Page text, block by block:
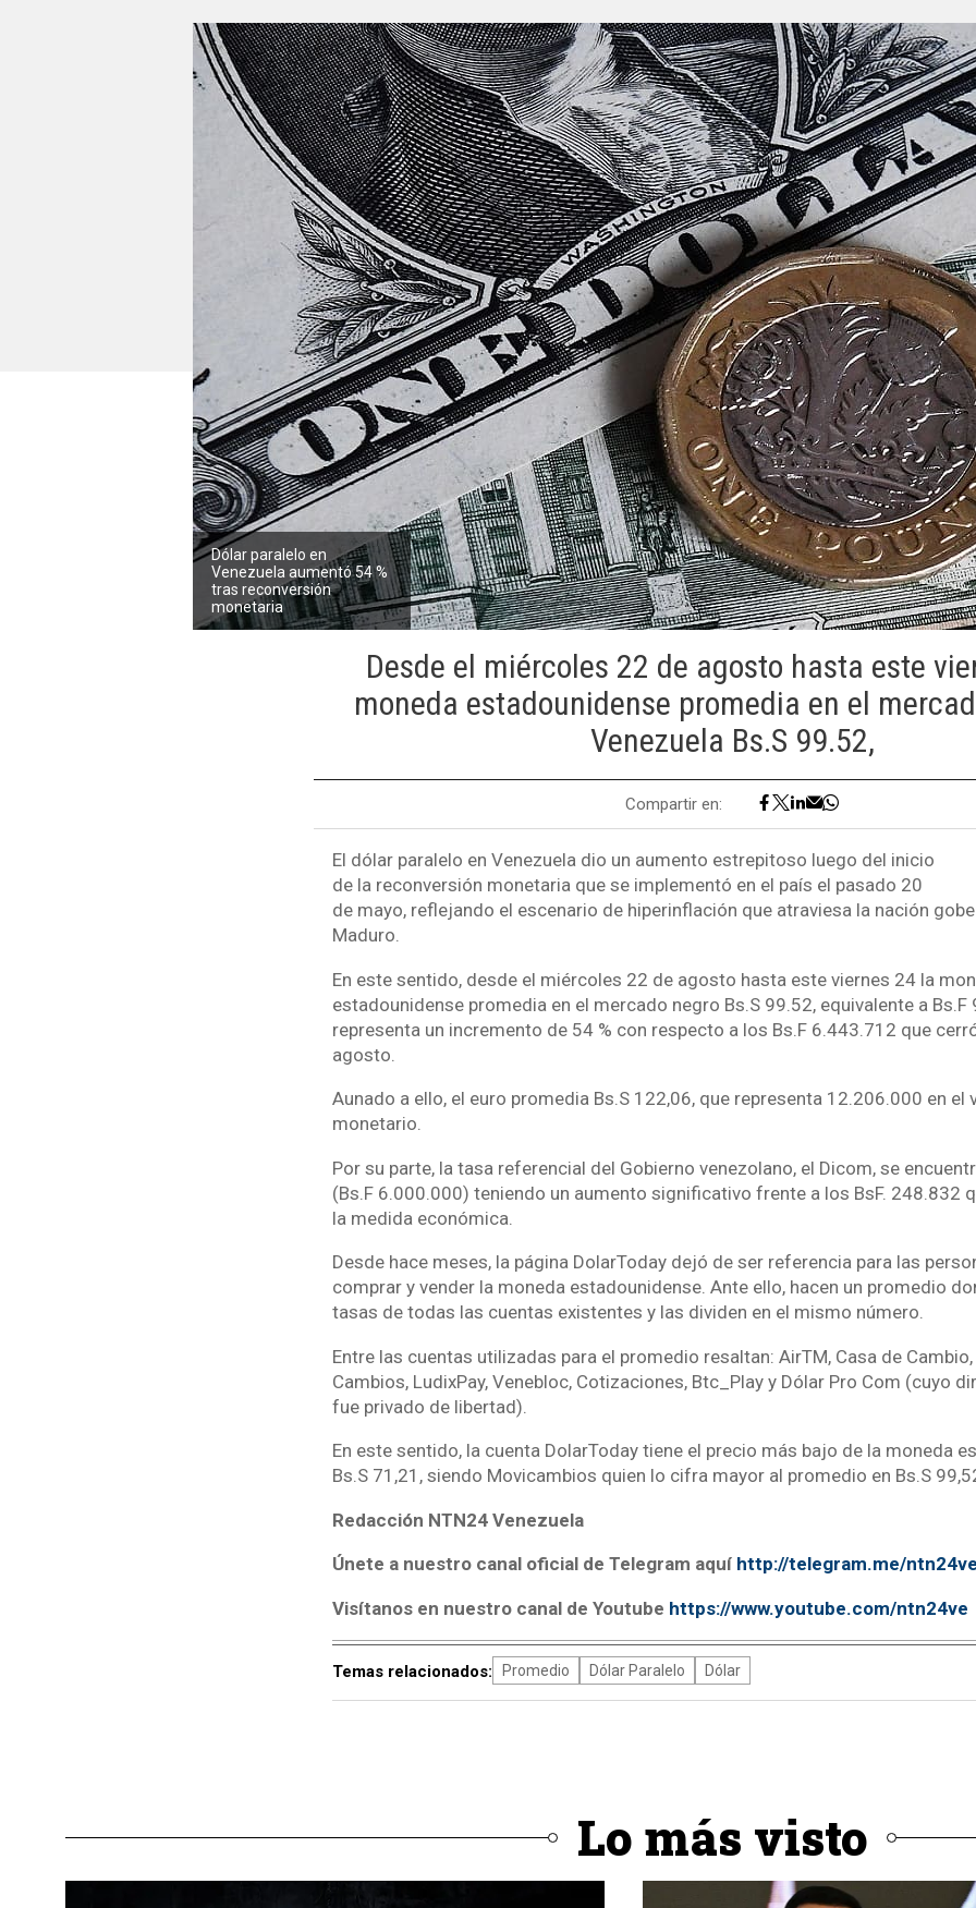
Dólar paralelo en
Venezuela aumentó 54 %
tras reconversión
monetaria
Desde el miércoles 22 de agosto hasta este
moneda estadounidense promedia en el
Venezuela Bs.S 99.52,
Compartir en:
El dólar paralelo en Venezuela dio un aumento estrepitoso luego del inicio
de la reconversión monetaria que se implementó en el país el pasado 20
de mayo, reflejando el escenario de hiperinflación que atraviesa la nación
Maduro.
En este sentido, desde el miércoles 22 de agosto hasta este viernes 24 la
estadounidense promedia en el mercado negro Bs.S 99.52, equivalente a Bs.F
representa un incremento de 54 % con respecto a los Bs.F 6.443.712 que
agosto.
Aunado a ello, el euro promedia Bs.S 122,06, que representa 12.206.000 en el
monetario.
Por su parte, la tasa referencial del Gobierno venezolano, el Dicom, se
(Bs.F 6.000.000) teniendo un aumento significativo frente a los BsF. 248.832
la medida económica.
Desde hace meses, la página DolarToday dejó de ser referencia para las
comprar y vender la moneda estadounidense. Ante ello, hacen un promedio
tasas de todas las cuentas existentes y las dividen en el mismo número.
Entre las cuentas utilizadas para el promedio resaltan: AirTM, Casa de Cambio,
Cambios, LudixPay, Venebloc, Cotizaciones, Btc_Play y Dólar Pro Com (cuyo
fue privado de libertad).
En este sentido, la cuenta DolarToday tiene el precio más bajo de la moneda
Bs.S 71,21, siendo Movicambios quien lo cifra mayor al promedio en Bs.S
Redacción NTN24 Venezuela
Únete a nuestro canal oficial de Telegram aquí http://telegram.me/
Visítanos en nuestro canal de Youtube https://www.youtube.com/ntn24ve
Temas relacionados: Promedio Dólar Paralelo Dólar
Lo más visto